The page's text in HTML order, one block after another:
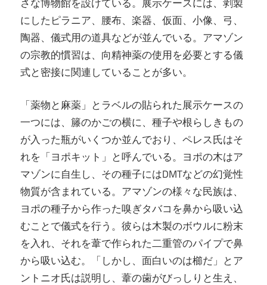
さな博物館を設けている。展示ケースには、剥製
にしたピラニア、腰布、楽器、仮面、小像、弓、
陶器、儀式用の道具などが並んでいる。アマゾン
の宗教的慣習は、向精神薬の使用を必要とする儀
式と密接に関連していることが多い。
「薬物と麻薬」とラベルの貼られた展示ケースの
一つには、籐のかごの横に、種子や根らしきもの
が入った瓶がいくつか並んでおり、ペレス氏はそ
れを「ヨポキット」と呼んでいる。ヨポの木はア
マゾンに自生し、その種子にはDMTなどの幻覚性
物質が含まれている。アマゾンの様々な民族は、
ヨポの種子から作った嗅ぎタバコを鼻から吸い込
むことで儀式を行う。彼らは木製のボウルに粉末
を入れ、それを葦で作られた二重管のパイプで鼻
から吸い込む。「しかし、面白いのは櫛だ」とア
ントニオ氏は説明し、葦の歯がびっしりと生え、